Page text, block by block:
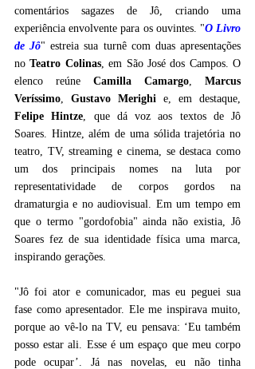
comentários sagazes de Jô, criando uma
experiência envolvente para os ouvintes. "O Livro
de Jô" estreia sua turnê com duas apresentações
no Teatro Colinas, em São José dos Campos. O
elenco reúne Camilla Camargo
Marcus
Veríssimo
Gustavo Merighi
Felipe Hintze , que dá voz aos textos de Jô
Soares. Hintze, além de uma sólida trajetória no
teatro, TV, streaming e cinema, se destaca como
um dos principais nomes na luta por
representatividade de corpos gordos na
dramaturgia e no audiovisual. Em um tempo em
que o termo "gordofobia" ainda não existia, Jô
Soares fez de sua identidade física uma marca,
inspirando gerações.
"Jô foi ator e comunicador, mas eu peguei sua
fase como apresentador. Ele me inspirava muito,
porque ao vê-lo na TV, eu pensava: ‘Eu também
posso estar ali. Esse é um espaço que meu corpo
pode ocupar’. Já nas novelas, eu não tinha